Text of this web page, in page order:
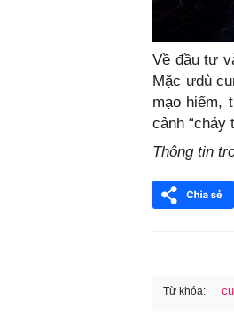
Về đầu tư
Mặc ưdù
mạo hiểm,
cảnh “cháy
Thông tin
Từ khóa: